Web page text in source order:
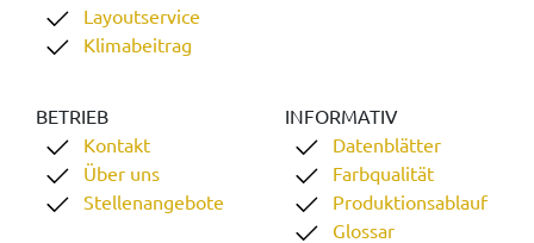
Layoutservice
Klimabeitrag
BETRIEB
Kontakt
Über uns
Stellenangebote
INFORMATIV
Datenblätter
Farbqualität
Produktionsablauf
Glossar